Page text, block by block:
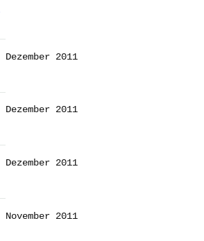
Dezember 2011
Dezember 2011
Dezember 2011
November 2011